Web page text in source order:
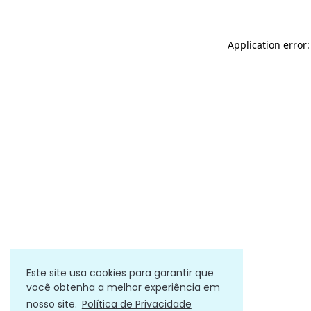
Este site usa cookies para garantir que
você obtenha a melhor experiência em
nosso site. Política de Privacidade
Application